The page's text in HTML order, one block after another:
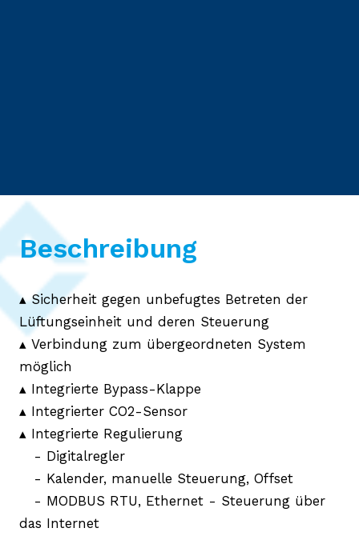
Beschreibung
▴ Sicherheit gegen unbefugtes Betreten der
Lüftungseinheit und deren Steuerung
▴ Verbindung zum übergeordneten System
möglich
▴ Integrierte Bypass-Klappe
▴ Integrierter CO2-Sensor
▴ Integrierte Regulierung
- Digitalregler
- Kalender, manuelle Steuerung, Offset
- MODBUS RTU, Ethernet - Steuerung über
das Internet